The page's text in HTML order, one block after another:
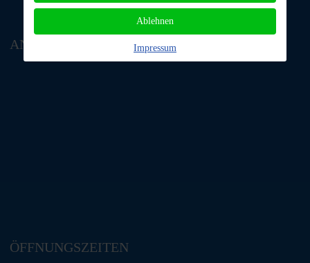
ANFAHRT
ÖFFNUNGSZEITEN
Ablehnen
Impressum